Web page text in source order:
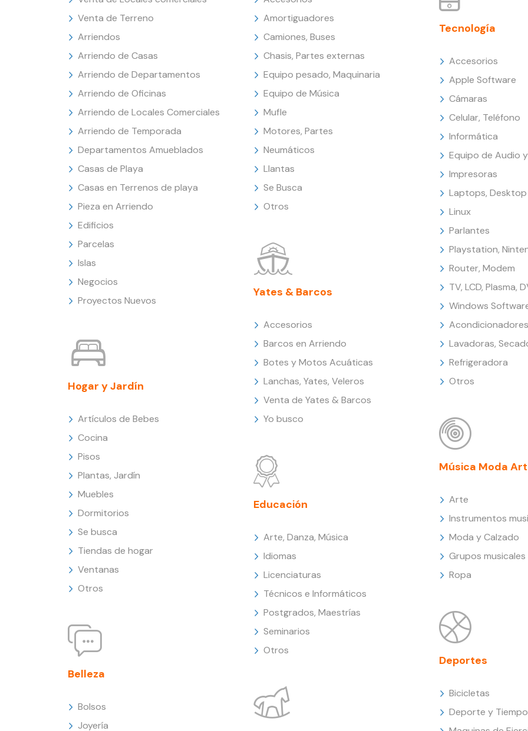
Venta de Terreno
Arriendos
Arriendo de Casas
Arriendo de Departamentos
Arriendo de Oficinas
Arriendo de Locales Comerciales
Arriendo de Temporada
Departamentos Amueblados
Casas de Playa
Casas en Terrenos de playa
Pieza en Arriendo
Edificios
Parcelas
Islas
Negocios
Proyectos Nuevos
Hogar y Jardín
Artículos de Bebes
Cocina
Pisos
Plantas, Jardín
Muebles
Dormitorios
Se busca
Tiendas de hogar
Ventanas
Otros
Belleza
Bolsos
Joyería
Amortiguadores
Camiones, Buses
Chasis, Partes externas
Equipo pesado, Maquinaria
Equipo de Música
Mufle
Motores, Partes
Neumáticos
Llantas
Se Busca
Otros
Yates & Barcos
Accesorios
Barcos en Arriendo
Botes y Motos Acuáticas
Lanchas, Yates, Veleros
Venta de Yates & Barcos
Yo busco
Educación
Arte, Danza, Música
Idiomas
Licenciaturas
Técnicos e Informáticos
Postgrados, Maestrías
Seminarios
Otros
Tecnología
Accesorios
Apple Software
Cámaras
Celular, Teléfono
Informática
Equipo de Audio
Impresoras
Laptops, Desktop
Linux
Parlantes
Playstation,
Router, Modem
TV, LCD, Plasma,
Windows
Lavadoras,
Refrigeradora
Otros
Música Moda
Arte
Instrumentos
Moda y Calzado
Grupos musicales
Ropa
Deportes
Bicicletas
Deporte y